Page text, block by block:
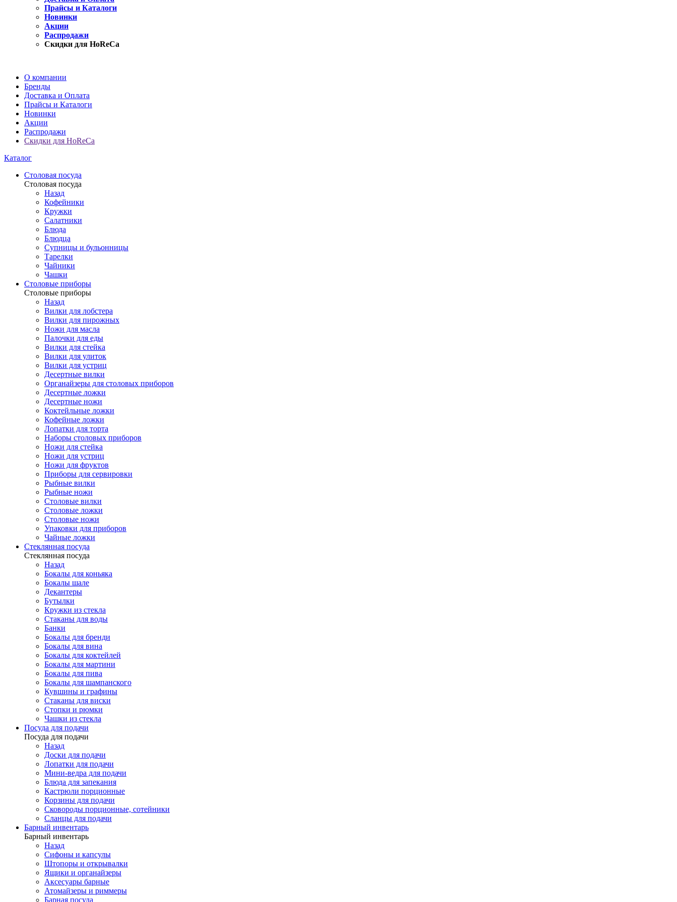
Прайсы и Каталоги
Новинки
Акции
Распродажи
Скидки для HoReCa
О компании
Бренды
Доставка и Оплата
Прайсы и Каталоги
Новинки
Акции
Распродажи
Скидки для HoReCa
Каталог
Столовая посуда
Столовая посуда
Назад
Кофейники
Кружки
Салатники
Блюда
Блюдца
Супницы и бульонницы
Тарелки
Чайники
Чашки
Cтоловые приборы
Cтоловые приборы
Назад
Вилки для лобстера
Вилки для пирожных
Ножи для масла
Палочки для еды
Вилки для стейка
Вилки для улиток
Вилки для устриц
Десертные вилки
Органайзеры для столовых приборов
Десертные ложки
Десертные ножи
Коктейльные ложки
Кофейные ложки
Лопатки для торта
Наборы столовых приборов
Ножи для стейка
Ножи для устриц
Ножи для фруктов
Приборы для сервировки
Рыбные вилки
Рыбные ножи
Столовые вилки
Столовые ложки
Столовые ножи
Упаковки для приборов
Чайные ложки
Стеклянная посуда
Стеклянная посуда
Назад
Бокалы для коньяка
Бокалы шале
Декантеры
Бутылки
Кружки из стекла
Стаканы для воды
Банки
Бокалы для бренди
Бокалы для вина
Бокалы для коктейлей
Бокалы для мартини
Бокалы для пива
Бокалы для шампанского
Кувшины и графины
Стаканы для виски
Стопки и рюмки
Чашки из стекла
Посуда для подачи
Посуда для подачи
Назад
Доски для подачи
Лопатки для подачи
Мини-ведра для подачи
Блюда для запекания
Кастрюли порционные
Корзины для подачи
Сковороды порционные, сотейники
Сланцы для подачи
Барный инвентарь
Барный инвентарь
Назад
Сифоны и капсулы
Штопоры и открывалки
Ящики и органайзеры
Аксесуары барные
Атомайзеры и риммеры
Барная посуда